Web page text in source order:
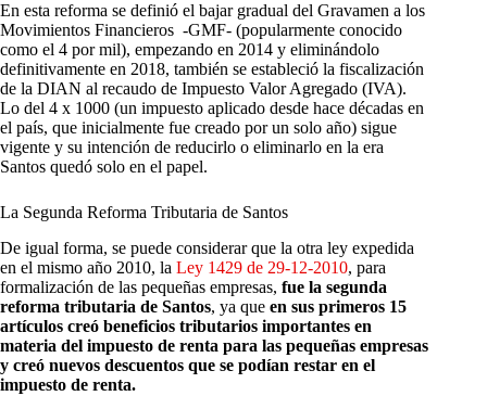
En esta reforma se definió el bajar gradual del Gravamen a los
Movimientos Financieros -GMF- (popularmente conocido
como el 4 por mil), empezando en 2014 y eliminándolo
definitivamente en 2018, también se estableció la fiscalización
de la DIAN al recaudo de Impuesto Valor Agregado (IVA).
Lo del 4 x 1000 (un impuesto aplicado desde hace décadas en
el país, que inicialmente fue creado por un solo año) sigue
vigente y su intención de reducirlo o eliminarlo en la era
Santos quedó solo en el papel.
La Segunda Reforma Tributaria de Santos
De igual forma, se puede considerar que la otra ley expedida
en el mismo año 2010, la Ley 1429 de 29-12-2010, para
formalización de las pequeñas empresas, fue la segunda
reforma tributaria de Santos, ya que en sus primeros 15
artículos creó beneficios tributarios importantes en
materia del impuesto de renta para las pequeñas empresas
y creó nuevos descuentos que se podían restar en el
impuesto de renta.